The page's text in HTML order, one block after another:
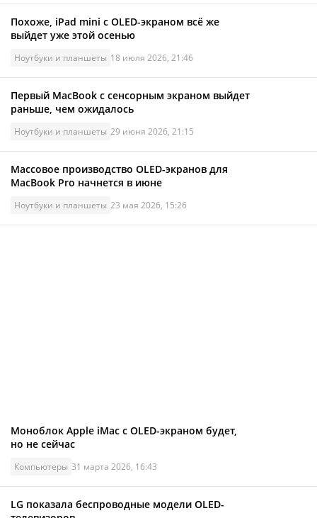
Похоже, iPad mini с OLED-экраном всё же
выйдет уже этой осенью
Ноутбуки и планшеты 18 июля 2026, 21:46
Первый MacBook с сенсорным экраном выйдет
раньше, чем ожидалось
Ноутбуки и планшеты 29 июня 2026, 21:15
Массовое производство OLED-экранов для
MacBook Pro начнется в июне
Ноутбуки и планшеты 23 мая 2026, 15:26
Моноблок Apple iMac с OLED-экраном будет,
но не сейчас
Компьютеры 31 марта 2026, 16:43
LG показала беспроводные модели OLED-